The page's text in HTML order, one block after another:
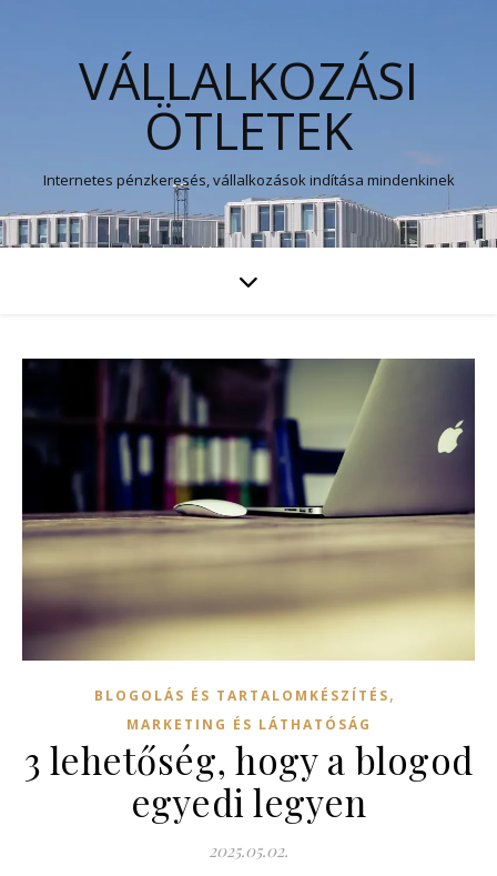
VÁLLALKOZÁSI
ÖTLETEK
Internetes pénzkeresés, vállalkozások indítása mindenkinek
BLOGOLÁS ÉS TARTALOMKÉSZÍTÉS,
MARKETING ÉS LÁTHATÓSÁG
3 lehetőség, hogy a blogod
egyedi legyen
2025.05.02.